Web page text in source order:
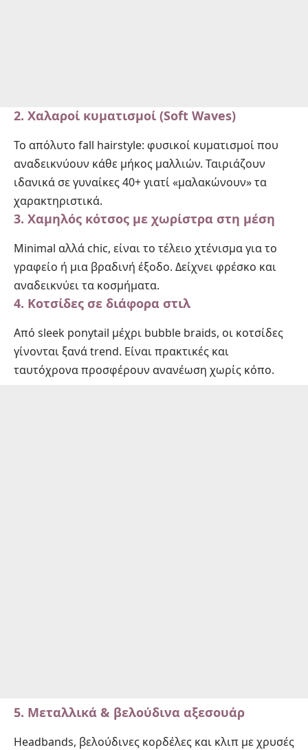
2. Χαλαροί κυματισμοί (Soft Waves)
Το απόλυτο fall hairstyle: φυσικοί κυματισμοί που
αναδεικνύουν κάθε μήκος μαλλιών. Ταιριάζουν
ιδανικά σε γυναίκες 40+ γιατί «μαλακώνουν» τα
χαρακτηριστικά.
3. Χαμηλός κότσος με χωρίστρα στη μέση
Minimal αλλά chic, είναι το τέλειο χτένισμα για το
γραφείο ή μια βραδινή έξοδο. Δείχνει φρέσκο και
αναδεικνύει τα κοσμήματα.
4. Κοτσίδες σε διάφορα στιλ
Από sleek ponytail μέχρι bubble braids, οι κοτσίδες
γίνονται ξανά trend. Είναι πρακτικές και
ταυτόχρονα προσφέρουν ανανέωση χωρίς κόπο.
5. Μεταλλικά & βελούδινα αξεσουάρ
Headbands, βελούδινες κορδέλες και κλιπ με χρυσές